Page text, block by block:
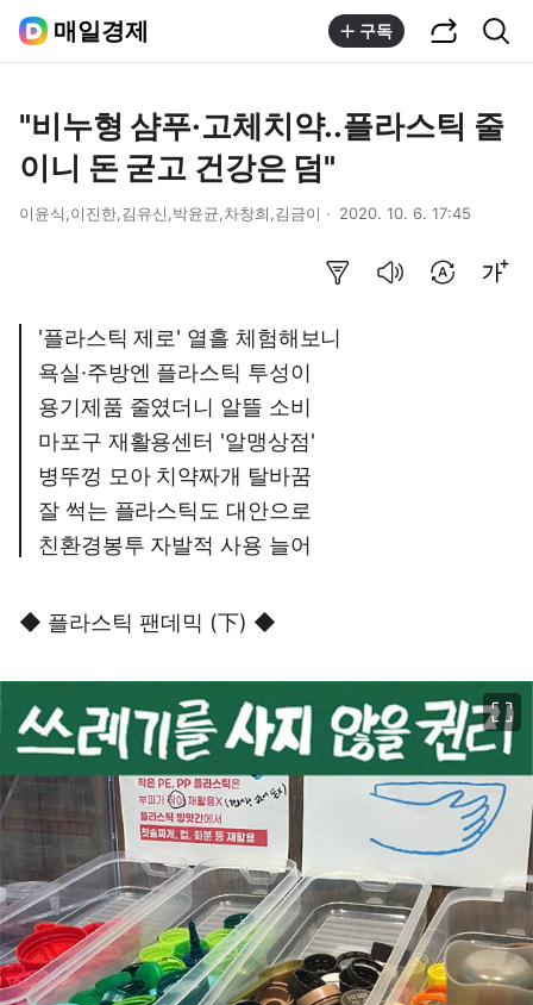
매일경제 구독
"비누형 샴푸·고체치약..플라스틱 줄
이니 돈 굳고 건강은 덤"
이윤식,이진한,김유신,박윤균,차창희,김금이 2020. 10. 6. 17:45
'플라스틱 제로' 열흘 체험해보니
욕실·주방엔 플라스틱 투성이
용기제품 줄였더니 알뜰 소비
마포구 재활용센터 '알맹상점'
병뚜껑 모아 치약짜개 탈바꿈
잘 썩는 플라스틱도 대안으로
친환경봉투 자발적 사용 늘어
◆ 플라스틱 팬데믹 (下) ◆